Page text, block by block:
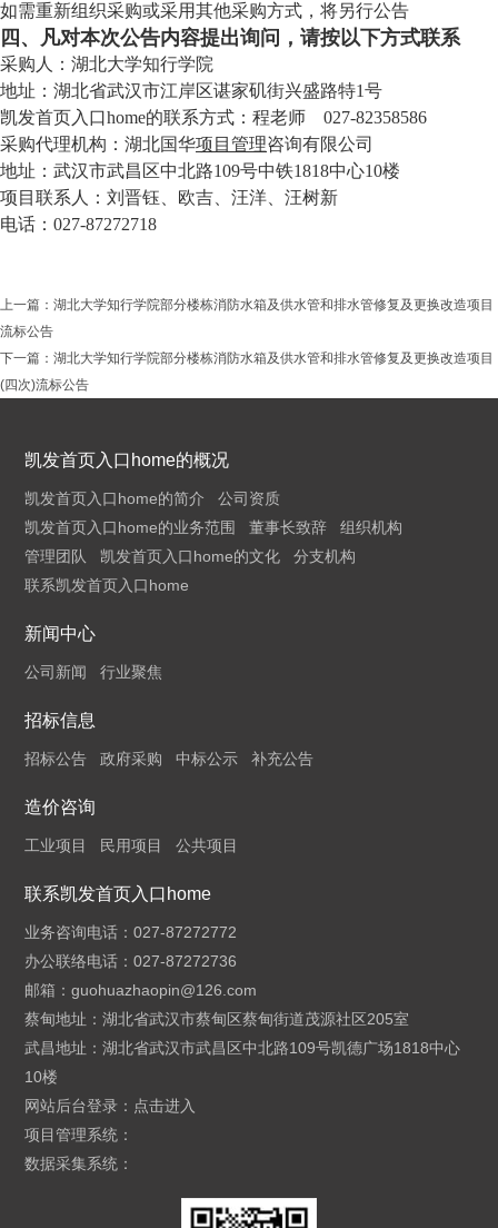
如需重新组织采购或采用其他采购方式，将另行公告
四、凡对本次公告内容提出询问，请按以下方式联系
采购人：湖北大学知行学院
地址：湖北省武汉市江岸区谌家矶街兴盛路特1号
凯发首页入口home的联系方式：程老师 027-82358586
采购代理机构：湖北国华项目管理咨询有限公司
地址：武汉市武昌区中北路109号中铁1818中心10楼
项目联系人：刘晋钰、欧吉、汪洋、汪树新
电话：027-87272718
上一篇： 湖北大学知行学院部分楼栋消防水箱及供水管和排水管修复及更换改造项目
流标公告
下一篇： 湖北大学知行学院部分楼栋消防水箱及供水管和排水管修复及更换改造项目
(四次)流标公告
凯发首页入口home的概况
凯发首页入口home的简介
公司资质
凯发首页入口home的业务范围
董事长致辞
组织机构
管理团队
凯发首页入口home的文化
分支机构
联系凯发首页入口home
新闻中心
公司新闻 行业聚焦
招标信息
招标公告 政府采购 中标公示 补充公告
造价咨询
工业项目 民用项目 公共项目
联系凯发首页入口home
业务咨询电话：027-87272772
办公联络电话：027-87272736
邮箱：guohuazhaopin@126.com
蔡甸地址：湖北省武汉市蔡甸区蔡甸街道茂源社区205室
武昌地址：湖北省武汉市武昌区中北路109号凯德广场1818中心
10楼
网站后台登录： 点击进入
项目管理系统：
数据采集系统：